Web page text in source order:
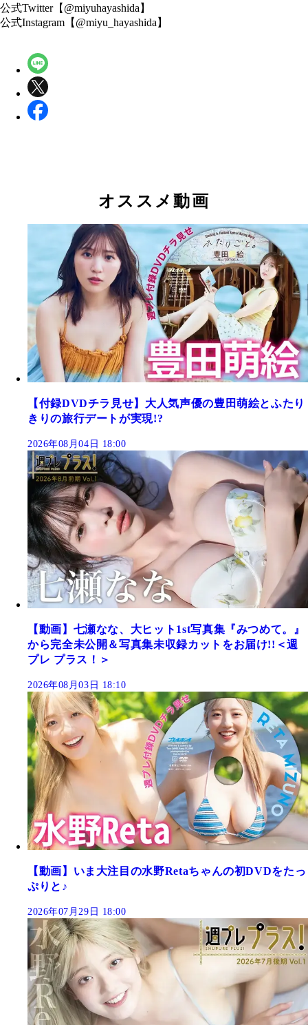
公式Twitter【@miyuhayashida】
公式Instagram【@miyu_hayashida】
オススメ動画
【付録DVDチラ見せ】大人気声優の豊田萌絵とふたり
きりの旅行デートが実現!?
2026年08月04日 18:00
【動画】七瀬なな、大ヒット1st写真集『みつめて。』
から完全未公開＆写真集未収録カットをお届け!!＜週
プレ プラス！＞
2026年08月03日 18:10
【動画】いま大注目の水野Retaちゃんの初DVDをたっ
ぷりと♪
2026年07月29日 18:00